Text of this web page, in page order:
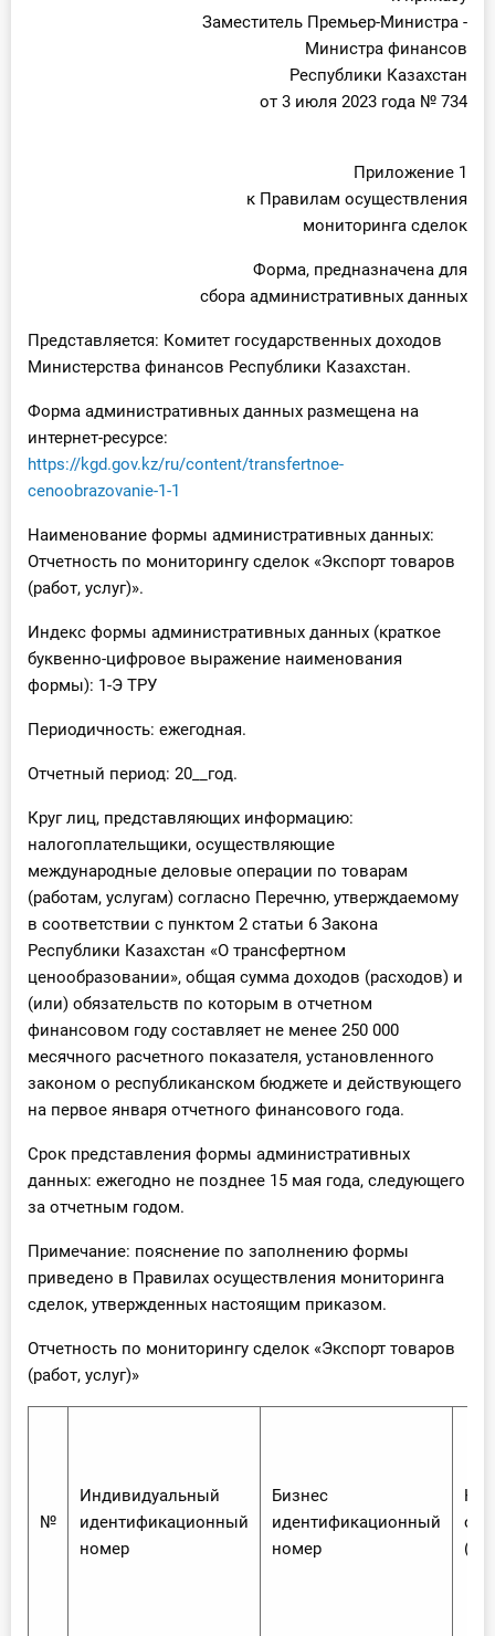
Заместитель Премьер-Министра -
Министра финансов
Республики Казахстан
от 3 июля 2023 года № 734
Приложение 1
к Правилам осуществления
мониторинга сделок
Форма, предназначена для
сбора административных данных
Представляется: Комитет государственных доходов
Министерства финансов Республики Казахстан.
Форма административных данных размещена на
интернет-ресурсе:
https://kgd.gov.kz/ru/content/transfertnoe-
cenoobrazovanie-1-1
Наименование формы административных данных:
Отчетность по мониторингу сделок «Экспорт товаров
(работ, услуг)».
Индекс формы административных данных (краткое
буквенно-цифровое выражение наименования
формы): 1-Э ТРУ
Периодичность: ежегодная.
Отчетный период: 20__год.
Круг лиц, представляющих информацию:
налогоплательщики, осуществляющие
международные деловые операции по товарам
(работам, услугам) согласно Перечню, утверждаемому
в соответствии с пунктом 2 статьи 6 Закона
Республики Казахстан «О трансфертном
ценообразовании», общая сумма доходов (расходов) и
(или) обязательств по которым в отчетном
финансовом году составляет не менее 250 000
месячного расчетного показателя, установленного
законом о республиканском бюджете и действующего
на первое января отчетного финансового года.
Срок представления формы административных
данных: ежегодно не позднее 15 мая года, следующего
за отчетным годом.
Примечание: пояснение по заполнению формы
приведено в Правилах осуществления мониторинга
сделок, утвержденных настоящим приказом.
Отчетность по мониторингу сделок «Экспорт товаров
(работ, услуг)»
№
Индивидуальный
идентификационный
номер
Бизнес
идентификационный
номер